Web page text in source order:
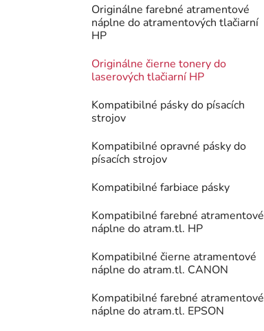
Originálne farebné atramentové
náplne do atramentových tlačiarní
HP
Originálne čierne tonery do
laserových tlačiarní HP
Kompatibilné pásky do písacích
strojov
Kompatibilné opravné pásky do
písacích strojov
Kompatibilné farbiace pásky
Kompatibilné farebné atramentové
náplne do atram.tl. HP
Kompatibilné čierne atramentové
náplne do atram.tl. CANON
Kompatibilné farebné atramentové
náplne do atram.tl. EPSON